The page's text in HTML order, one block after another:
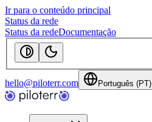
Ir para o conteúdo principal
Status da rede
Status da redeDocumentação
hello@piloterr.com Português (PT)